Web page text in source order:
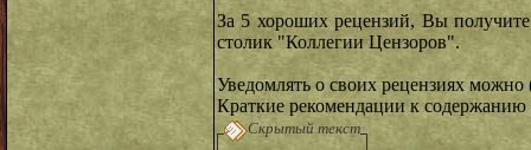
За 5 хороших рецензий, Вы
столик "Коллегии Цензоров".
Уведомлять о своих рецензиях
Краткие рекомендации к содержанию
Скрытый текст